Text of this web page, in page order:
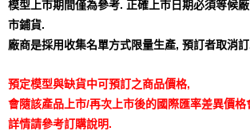
模型上市期間僅為參考. 正確上市日期必須等候
市鋪貨.
廠商是採用收集名單方式限量生產, 預訂者取消
預定模型與缺貨中可預訂之商品價格,
會隨該產品上市/再次上市後的國際匯率差異價格
詳情請參考訂購說明.